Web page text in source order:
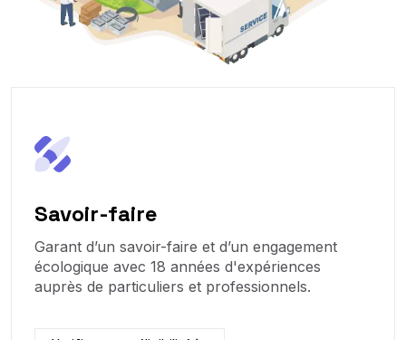
Savoir-faire
Garant d’un savoir-faire et d’un engagement
écologique avec 18 années d'expériences
auprès de particuliers et professionnels.